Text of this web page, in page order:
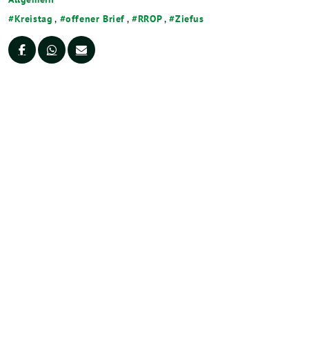
Kreistag , offener Brief , RROP, Ziefus